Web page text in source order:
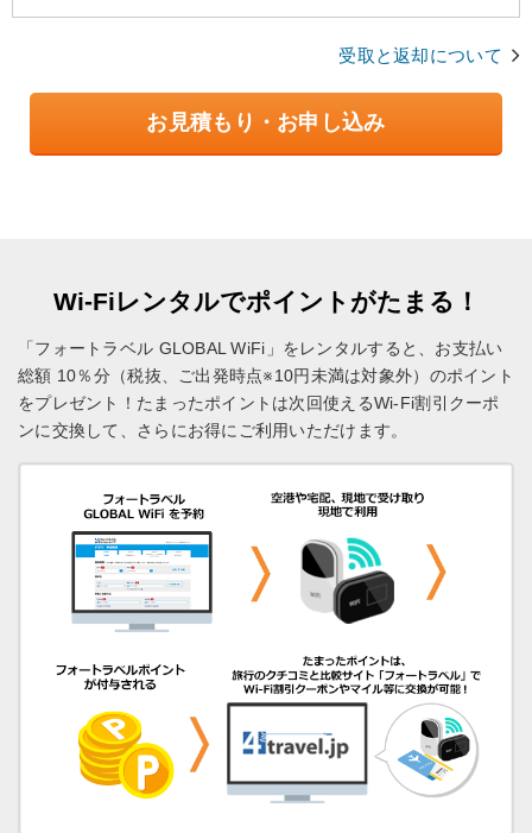
受取と返却について
お見積もり・お申し込み
Wi-Fiレンタルでポイントがたまる！
「フォートラベル GLOBAL WiFi」をレンタルすると、お支払い
総額 10％分（税抜、ご出発時点※10円未満は対象外）のポイント
をプレゼント！ たまったポイントは次回使えるWi-Fi割引クーポ
ンに交換して、さらにお得にご利用いただけます。